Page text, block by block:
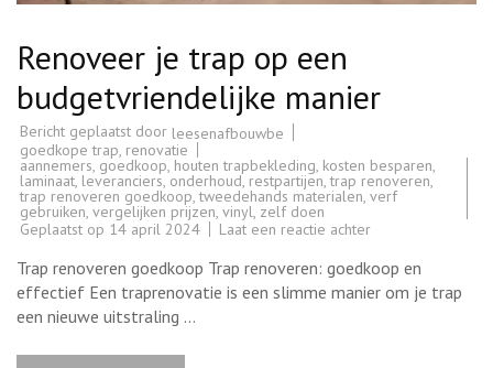
Renoveer je trap op een
budgetvriendelijke manier
Bericht geplaatst door leesenafbouwbe
goedkope trap, renovatie
aannemers, goedkoop, houten trapbekleding, kosten besparen,
laminaat, leveranciers, onderhoud, restpartijen,trap renoveren,
trap renoveren goedkoop,tweedehands materialen, verf
gebruiken, vergelijken prijzen, vinyl, zelf doen
Geplaatst op 14 april 2024 Laat een reactie achterop
trap
op
een
Trap renoveren goedkoop Trap renoveren: goedkoop en
effectief Een traprenovatie is een slimme manier om je trap
een nieuwe uitstraling …